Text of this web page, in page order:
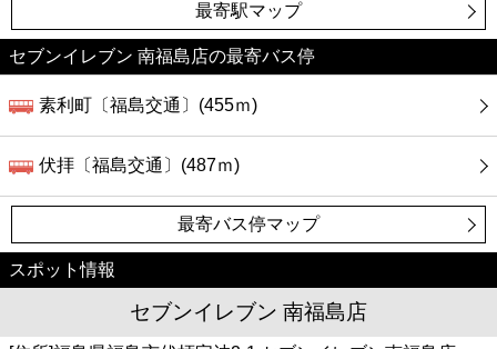
病院
最寄駅マップ
セブンイレブン 南福島店の最寄バス停
素利町〔福島交通〕(455ｍ)
伏拝〔福島交通〕(487ｍ)
最寄バス停マップ
スポット情報
セブンイレブン 南福島店